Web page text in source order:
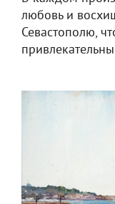
любовь и
Севастополю,